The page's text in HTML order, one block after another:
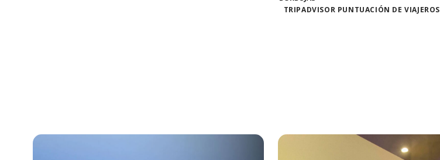
TRIPADVISOR PUNTUACIÓN DE VIAJEROS